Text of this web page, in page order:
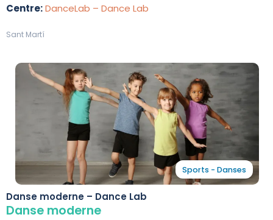
Centre:DanceLab – Dance Lab
Sant Martí
Sports - Danses
Danse moderne – Dance Lab
Danse moderne